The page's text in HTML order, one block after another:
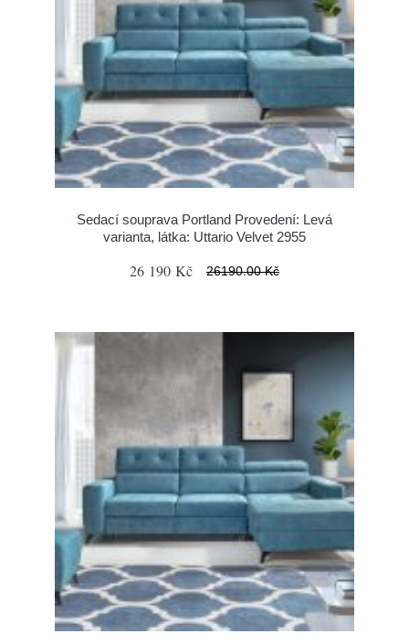
Sedací souprava Portland Provedení: Levá
varianta, látka: Uttario Velvet 2955
26 190 Kč 26190.00 Kč